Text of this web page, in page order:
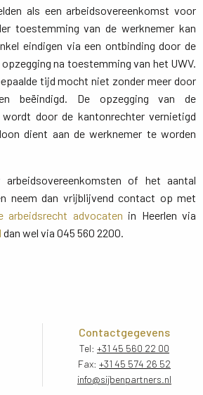
als een arbeidsovereenkomst voor
toestemming van de werknemer kan
eindigen via een ontbinding door de
na toestemming van het UWV.
tijd mocht niet zonder meer door
beëindigd. De opzegging van de
wordt door de kantonrechter vernietigd
dient aan de werknemer te worden
of het aantal
neem dan vrijblijvend contact op met
arbeidsrecht advocaten in Heerlen via
dan wel via 045 560 2200.
Contactgegevens
Tel: +31 45 560 22 00
Fax: +31 45 574 26 52
info@sijbenpartners.nl